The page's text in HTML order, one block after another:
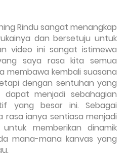
Rindu sangat menangkap
dan bersetuju untuk
video ini sangat istimewa
saya rasa kita semua
membawa kembali suasana
dengan sentuhan yang
menjadi sebahagian
yang besar ini. Sebagai
rasa ianya sentiasa menjadi
memberikan dinamik
mana-mana kanvas yang